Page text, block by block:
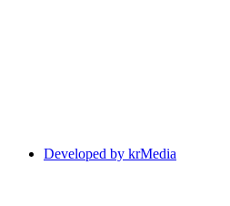
Developed by krMedia